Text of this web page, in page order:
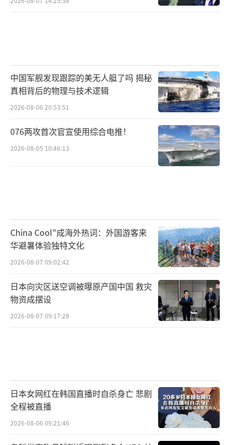
它可以搭载1到2公斤高爆弹、破甲弹或燃
烧弹进行自杀式攻击，还优化了光纤释放机
伏击战术让俄军很是头疼。
这种光纤无人机之所以不好对付，首先来
说是因为它的飞行高度很低，最低能飞到离地2
-3米，这个高度刚好是雷达的盲区，而且离地
中国军舰发现跟踪的美无人艇了吗 揭秘
真相背后的物理与技术逻辑
2026-08-06 20:53:51
076两攻首次官宣使用综合电推！
2026-08-05 10:46:13
China Cool"成海外热词：外国游客来
华避暑体验独特文化
2026-08-07 09:02:42
日本向灾区送空调被曝原产国中国 救灾
物资成摆设
2026-08-07 09:17:28
日本女网红在韩国直播时自杀身亡 悲剧
全程被直播
2026-08-06 09:21:46